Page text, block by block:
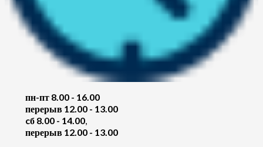
пн-пт 8.00 - 16.00
перерыв 12.00 - 13.00
cб 8.00 - 14.00,
перерыв 12.00 - 13.00